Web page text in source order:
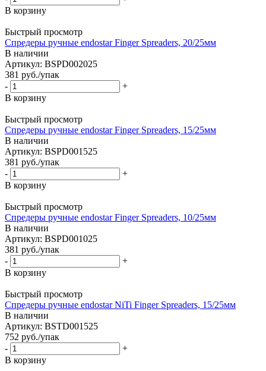
В корзину
Быстрый просмотр
Спредеры ручные endostar Finger Spreaders, 20/25мм
В наличии
Артикул: BSPD002025
381 руб./упак
-
+
В корзину
Быстрый просмотр
Спредеры ручные endostar Finger Spreaders, 15/25мм
В наличии
Артикул: BSPD001525
381 руб./упак
-
+
В корзину
Быстрый просмотр
Спредеры ручные endostar Finger Spreaders, 10/25мм
В наличии
Артикул: BSPD001025
381 руб./упак
-
+
В корзину
Быстрый просмотр
Спредеры ручные endostar NiTi Finger Spreaders, 15/25мм
В наличии
Артикул: BSTD001525
752 руб./упак
-
+
В корзину